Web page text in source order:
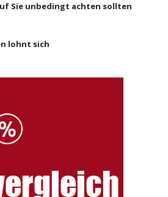
Sie unbedingt achten sollten
lohnt sich